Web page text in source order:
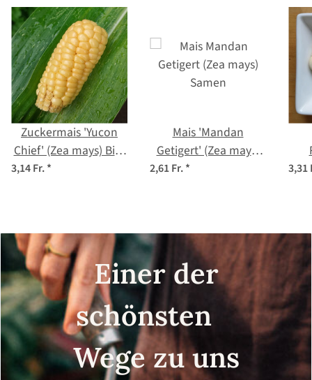
Zuckermais 'Yucon
Chief' (Zea mays) Bio-
Saatgut
3,14 Fr.*
Mais 'Mandan
Getigert' (Zea mays)
2,61 Fr.* 3,31
Einer der
schönsten
Wege zu uns